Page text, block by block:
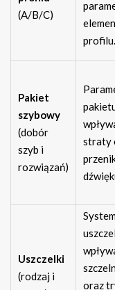
(A/B/C)
profilu.
Pakiet
szybowy
(dobór
szyb i
rozwiązań)
straty
Uszczelki
(rodzaj i
oraz